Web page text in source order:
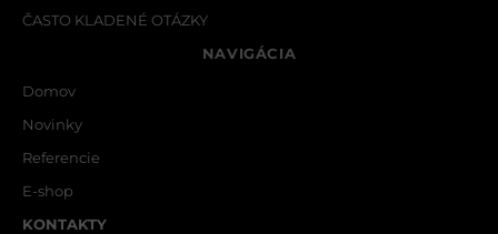
ČASTO KLADENÉ OTÁZKY
NAVIGÁCIA
Domov
Novinky
Referencie
E-shop
KONTAKTY